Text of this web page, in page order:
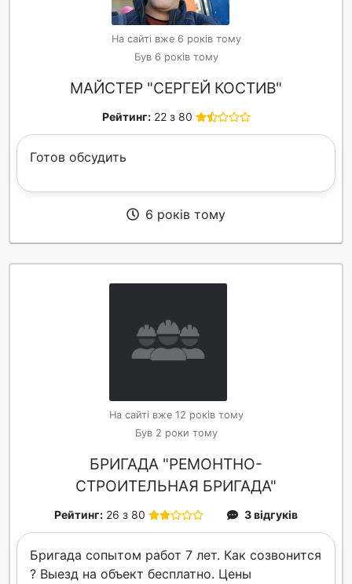
На сайті вже 6 років тому
Був 6 років тому
МАЙСТЕР "СЕРГЕЙ КОСТИВ"
Рейтинг: 22 з 80
Готов обсудить
6 років тому
На сайті вже 12 років тому
Був 2 роки тому
БРИГАДА "РЕМОНТНО-
СТРОИТЕЛЬНАЯ БРИГАДА"
Рейтинг: 26 з 80 3 відгуків
Бригада сопытом работ 7 лет. Как созвонится
? Выезд на объект бесплатно. Цены